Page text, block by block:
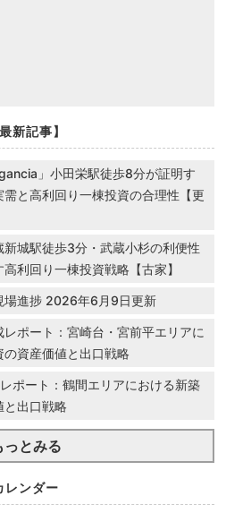
最新記事】
」小田栄駅徒歩8分が証明す
と高利回り一棟投資の合理性【更
新城駅徒歩3分・武蔵小杉の利便性
利回り一棟投資戦略【古家】
場進捗 2026年6月9日更新
レポート：宮崎台・宮前平エリアに
資産価値と出口戦略
ポート：鶴間エリアにおける新築
と出口戦略
っとみる
レンダー